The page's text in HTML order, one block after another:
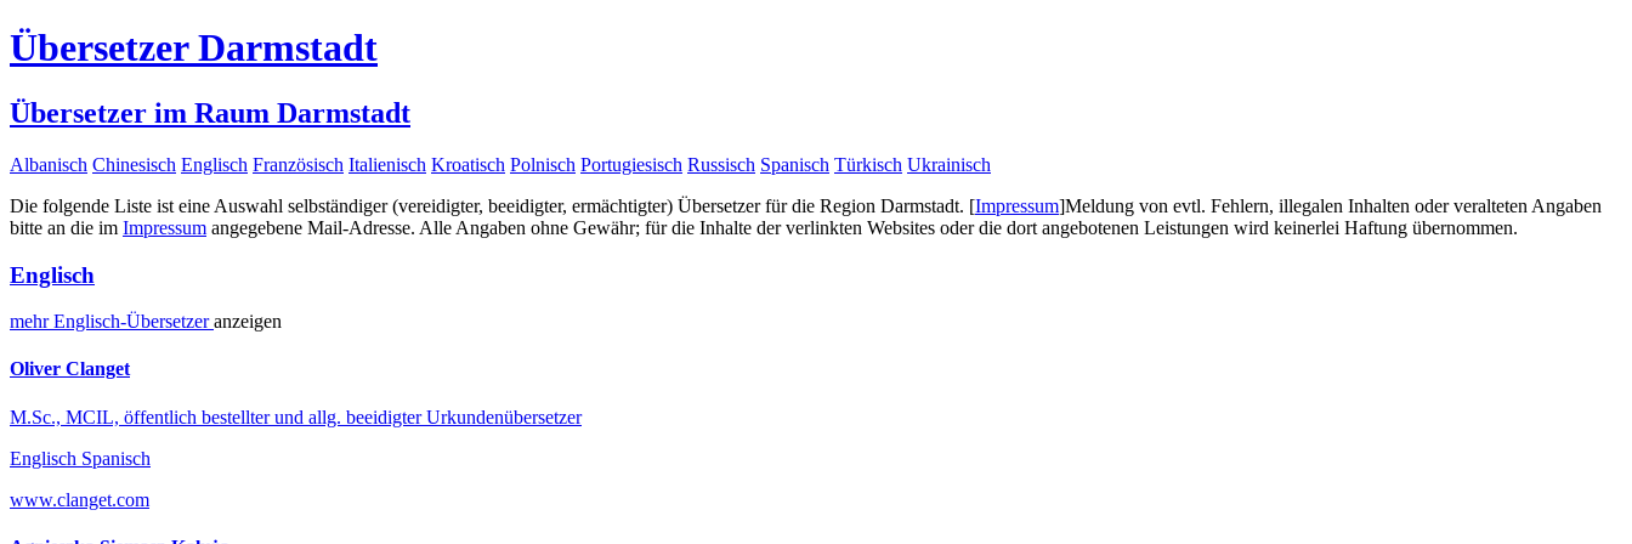
Übersetzer Darmstadt
Übersetzer im Raum Darmstadt
Albanisch Chinesisch Englisch Französisch Italienisch Kroatisch Polnisch Portugiesisch Russisch Spanisch Türkisch Ukrainisch
Die folgende Liste ist eine Auswahl selbständiger (vereidigter, beeidigter, ermächtigter) Übersetzer für die Region Darmstadt. [Impressum]Meldung von evtl. Fehlern, illegalen Inhalten oder veralteten Angaben
bitte an die im Impressum angegebene Mail-Adresse. Alle Angaben ohne Gewähr; für die Inhalte der verlinkten Websites oder die dort angebotenen Leistungen wird keinerlei Haftung übernommen.
Englisch
mehrEnglisch-Übersetzeranzeigen
Oliver Clanget
M.Sc., MCIL, öffentlich bestellter und allg. beeidigter Urkundenübersetzer
Englisch Spanisch
www.clanget.com